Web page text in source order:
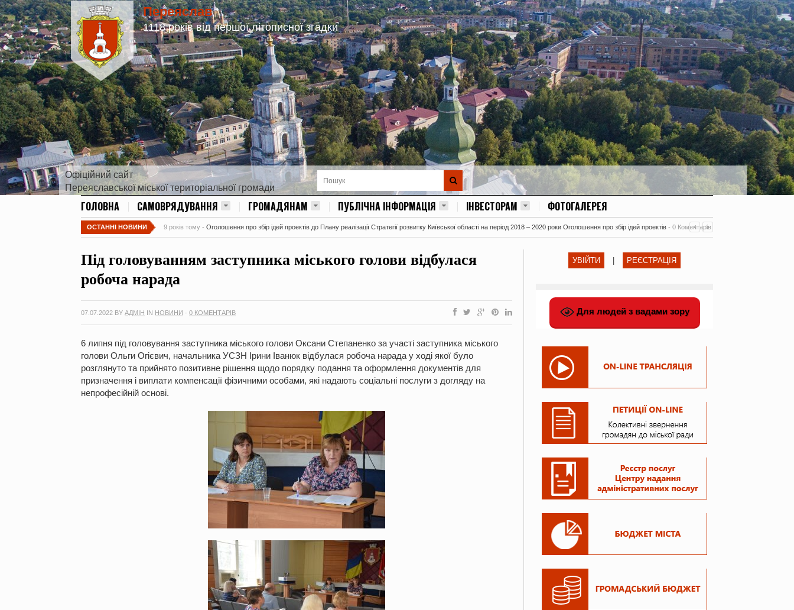
Переяслав
1118 років від першої літописної згадки
Офіційний сайт
Переяславської міської територіальної громади
ГОЛОВНА САМОВРЯДУВАННЯ ГРОМАДЯНАМ ПУБЛІЧНА ІНФОРМАЦІЯ ІНВЕСТОРАМ ФОТОГАЛЕРЕЯ
ОСТАННІ НОВИНИ 9 років тому - Оголошення про збір ідей проектів до Плану реалізації Стратегії розвитку Київської області на період 2018 – 2020 роки Оголошення про збір ідей проектів - 0 Коментарів
Під головуванням заступника міського голови відбулася
робоча нарада
07.07.2022 BY АДМІН IN НОВИНИ · 0 КОМЕНТАРІВ
6 липня під головування заступника міського голови Оксани Степаненко за участі заступника міського
голови Ольги Огієвич, начальника УСЗН Ірини Іванюк відбулася робоча нарада у ході якої було
розглянуто та прийнято позитивне рішення щодо порядку подання та оформлення документів для
призначення і виплати компенсації фізичними особами, які надають соціальні послуги з догляду на
непрофесійній основі.
УВІЙТИ РЕЄСТРАЦІЯ
Для людей з вадами зору